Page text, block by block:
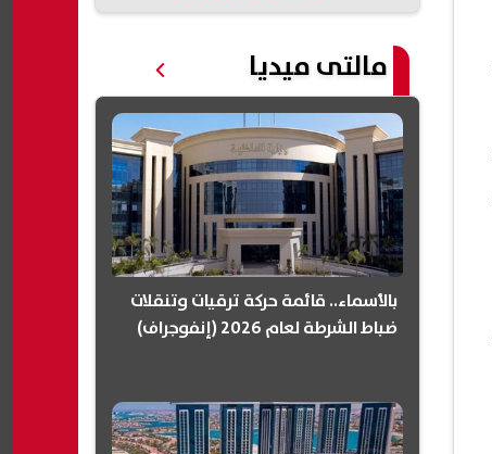
مالتى ميديا
بالأسماء.. قائمة حركة ترقيات وتنقلات
ضباط الشرطة لعام 2026 (إنفوجراف)